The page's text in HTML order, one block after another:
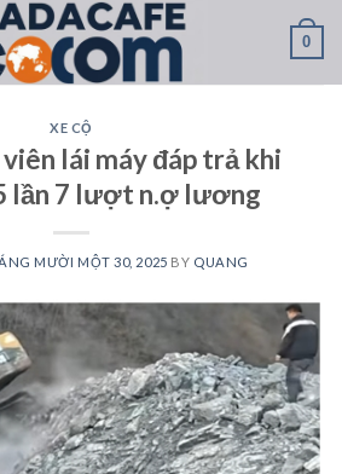
0
XE CỘ
lái máy đáp trả khi
lần 7 lượt n.ợ lương
MƯỜI MỘT 30, 2025 BY QUANG